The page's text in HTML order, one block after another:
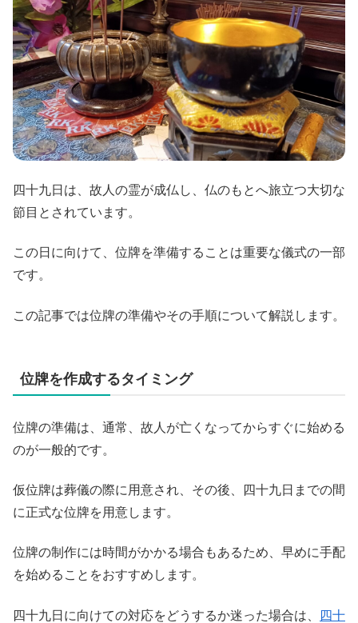
四十九日は、故人の霊が成仏し、仏のもとへ旅立つ大切な
節目とされています。
この日に向けて、位牌を準備することは重要な儀式の一部
です。
この記事では位牌の準備やその手順について解説します。
位牌を作成するタイミング
位牌の準備は、通常、故人が亡くなってからすぐに始める
のが一般的です。
仮位牌は葬儀の際に用意され、その後、四十九日までの間
に正式な位牌を用意します。
位牌の制作には時間がかかる場合もあるため、早めに手配
を始めることをおすすめします。
四十九日に向けての対応をどうするか迷った場合は、
四十